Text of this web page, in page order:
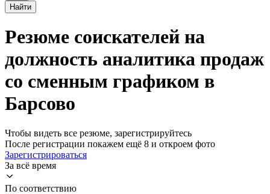
Найти
Резюме соискателей на
должность аналитика продаж
со сменным графиком в
Барсово
Чтобы видеть все резюме, зарегистрируйтесь
После регистрации покажем ещё 8 и откроем фото
Зарегистрироваться
За всё время
По соответствию